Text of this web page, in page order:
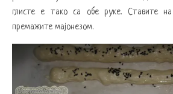
глисте е тако са обе руке. Ставите
премажите мајонезом.